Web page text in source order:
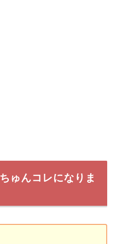
ゅんコレになりま